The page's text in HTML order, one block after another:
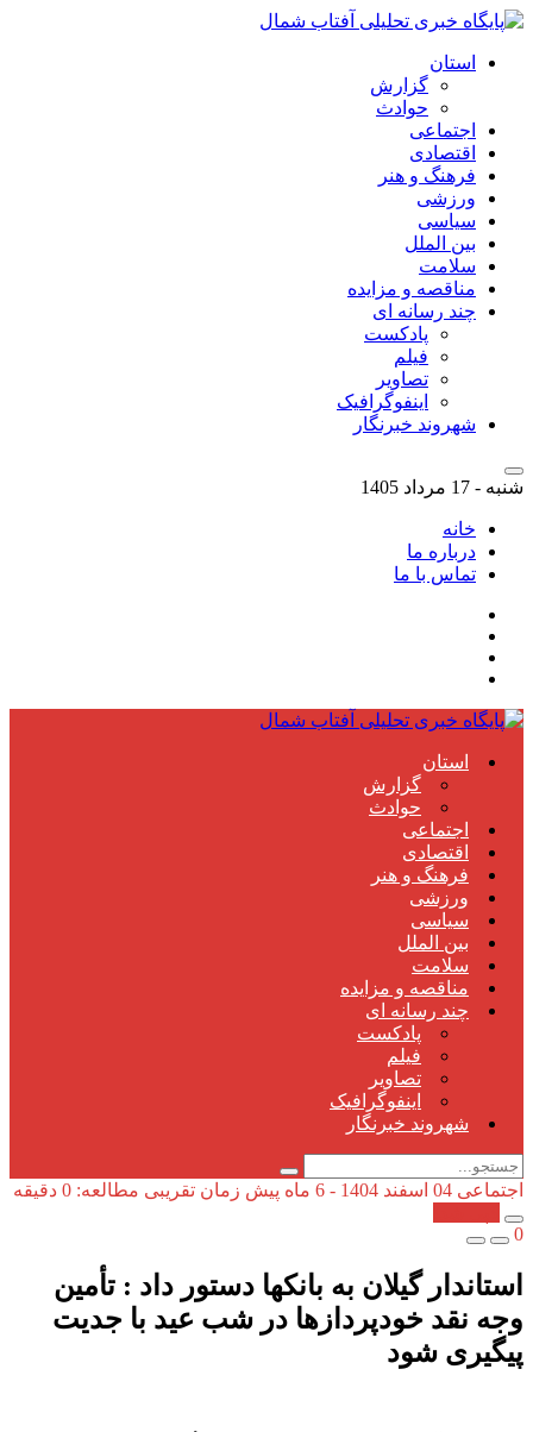
استان
گزارش
حوادث
اجتماعی
اقتصادی
فرهنگ و هنر
ورزشی
سیاسی
بین الملل
سلامت
مناقصه و مزایده
چند رسانه ای
پادکست
فیلم
تصاویر
اینفوگرافیک
شهروند خبرنگار
شنبه - 17 مرداد 1405
خانه
درباره ما
تماس با ما
استان
گزارش
حوادث
اجتماعی
اقتصادی
فرهنگ و هنر
ورزشی
سیاسی
بین الملل
سلامت
مناقصه و مزایده
چند رسانه ای
پادکست
فیلم
تصاویر
اینفوگرافیک
شهروند خبرنگار
اجتماعی 04 اسفند 1404 - 6 ماه پیش
زمان تقریبی مطالعه: 0 دقیقه
0
استاندار گیلان به بانکها دستور داد : تأمین
وجه نقد خودپردازها در شب عید با جدیت
پیگیری شود